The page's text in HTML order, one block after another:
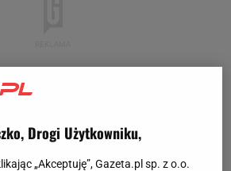
Drogi Użytkowniku,
„Akceptuję”, Gazeta.pl sp. z o.o.